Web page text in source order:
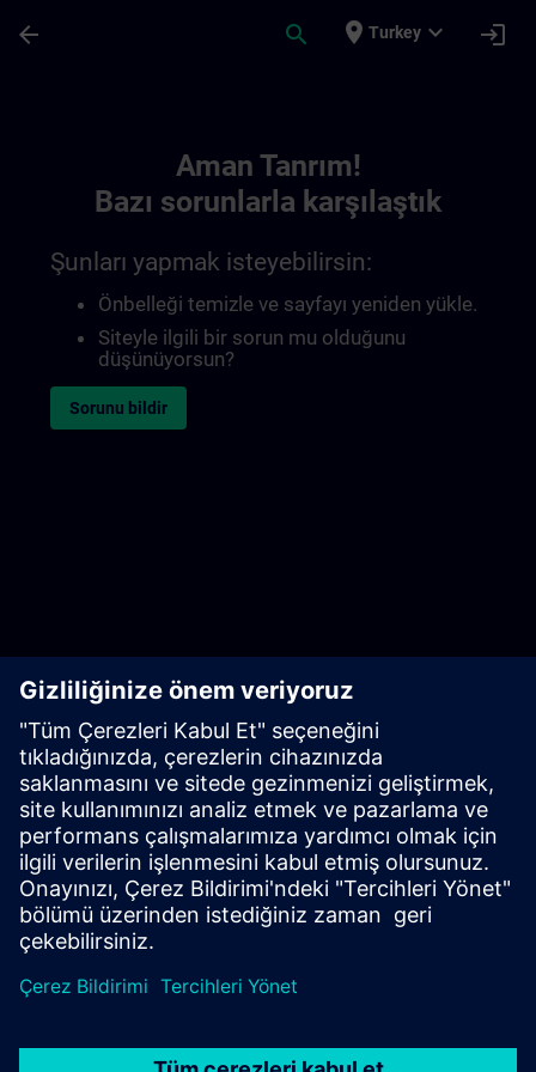
arrow_back search place Turkey expand_more login
Aman Tanrım!
Bazı sorunlarla karşılaştık
Şunları yapmak isteyebilirsin:
Önbelleği temizle ve sayfayı yeniden yükle.
Siteyle ilgili bir sorun mu olduğunu
düşünüyorsun?
Sorunu bildir